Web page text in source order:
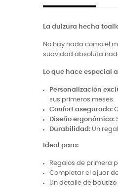
La dulzura hecha
No hay nada como el
suavidad absoluta
Lo que hace especial
Personalización
sus primeros meses.
Confort asegurado:
Diseño ergonómico:
Durabilidad: Un
Ideal para:
Regalos de primera
Completar el ajuar
Un detalle de bautizo